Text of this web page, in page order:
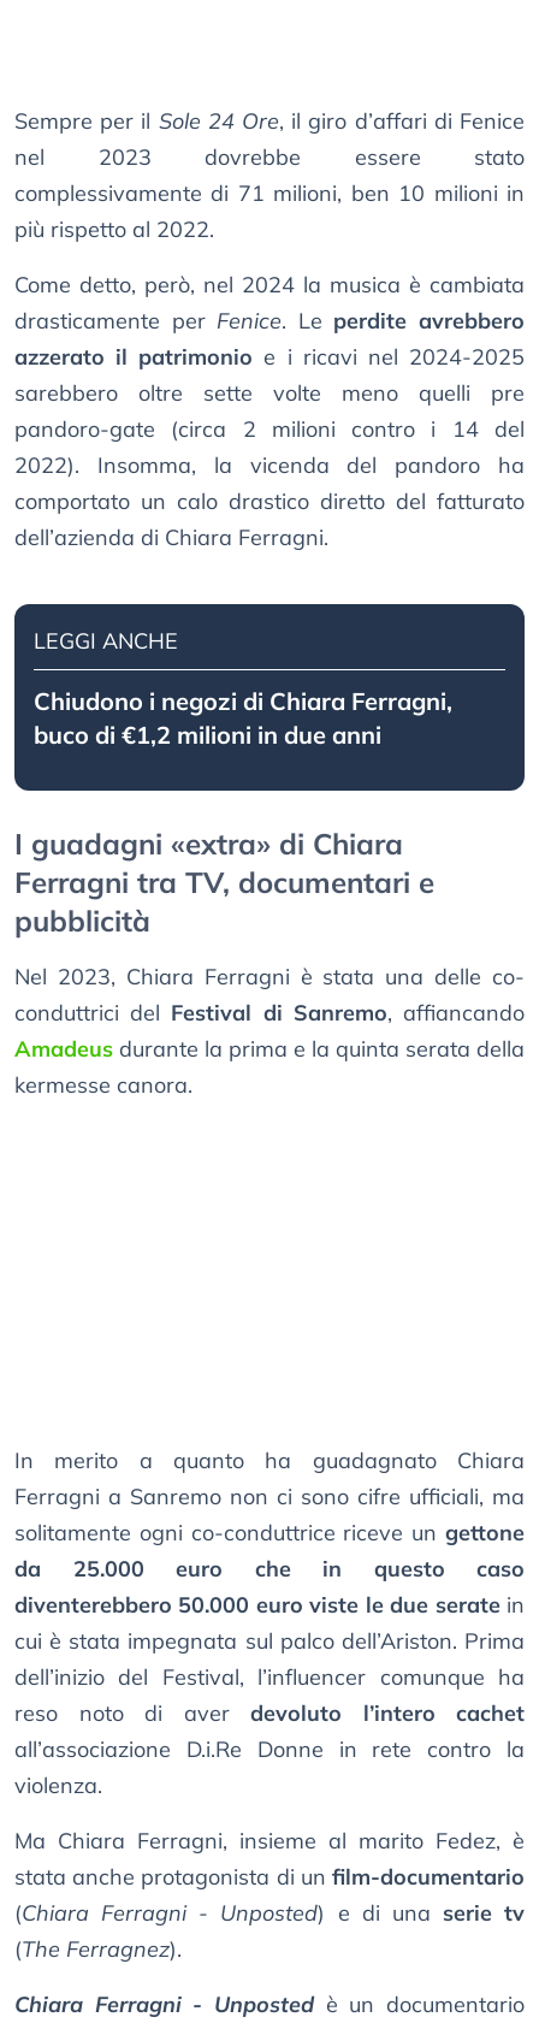
Sempre per il Sole 24 Ore, il giro d’affari di Fenice
nel 2023 dovrebbe essere stato
complessivamente di 71 milioni, ben 10 milioni in
più rispetto al 2022.
Come detto, però, nel 2024 la musica è cambiata
drasticamente per Fenice. Le perdite avrebbero
azzerato il patrimonio e i ricavi nel 2024-2025
sarebbero oltre sette volte meno quelli pre
pandoro-gate (circa 2 milioni contro i 14 del
2022). Insomma, la vicenda del pandoro ha
comportato un calo drastico diretto del fatturato
dell’azienda di Chiara Ferragni.
LEGGI ANCHE
Chiudono i negozi di Chiara Ferragni,
buco di €1,2 milioni in due anni
I guadagni «extra» di Chiara
Ferragni tra TV, documentari e
pubblicità
Nel 2023, Chiara Ferragni è stata una delle co-
conduttrici del Festival di Sanremo, affiancando
Amadeus durante la prima e la quinta serata della
kermesse canora.
In merito a quanto ha guadagnato Chiara
Ferragni a Sanremo non ci sono cifre ufficiali, ma
solitamente ogni co-conduttrice riceve un gettone
da 25.000 euro che in questo caso
diventerebbero 50.000 euro viste le due seratein
cui è stata impegnata sul palco dell’Ariston. Prima
dell’inizio del Festival, l’influencer comunque ha
reso noto di aver devoluto l’intero cachet
all’associazione D.i.Re Donne in rete contro la
violenza.
Ma Chiara Ferragni, insieme al marito Fedez, è
stata anche protagonista di un film-documentario
(Chiara Ferragni - Unposted) e di una serie tv
(The Ferragnez).
Chiara Ferragni - Unposted è un documentario